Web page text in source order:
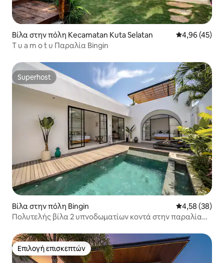
Βίλα στην πόλη Kecamatan Kuta Selatan Μέση
4,96 (45)
T u a m o t u Παραλία Bingin
Superhost
Superhost
Βίλα στην πόλη Bingin Μέση
4,58 (38)
Πολυτελής βίλα 2 υπνοδωματίων κοντά στην παραλία
Επιλογή επισκεπτών
Επιλογή επισκεπτών